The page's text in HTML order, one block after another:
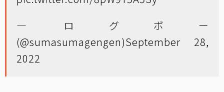
— ログボー
(@sumasumagengen)September 28,
2022